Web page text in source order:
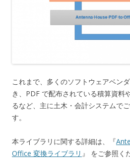
これまで、多くのソフトウェアベン
き、PDF で配布されている積算資料
るなど、主に土木・会計システムで
す。
本ライブラリに関する詳細は、『
Office 変換ライブラリ 』 をご参照く